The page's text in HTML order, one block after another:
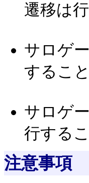
遷移は
サロゲ
するこ
サロゲ
行する
注意事項